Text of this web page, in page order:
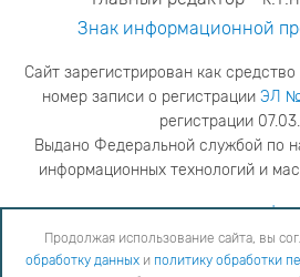
Знак информационной
Сайт зарегистрирован как
номер записи о регистрации ЭЛ №
регистрации
Выдано Федеральной службой по
информационных технологий и
адрес редакции
телефон редакции
Продолжая использование сайта, вы
обработку данных и политику обработки